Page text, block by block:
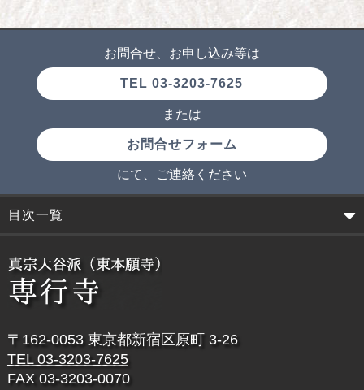
お問合せ、お申し込み等は
TEL 03-3203-7625
または
お問合せフォーム
にて、ご連絡ください
目次一覧
〒162-0053 東京都新宿区原町 3-26
TEL 03-3203-7625
FAX 03-3203-0070